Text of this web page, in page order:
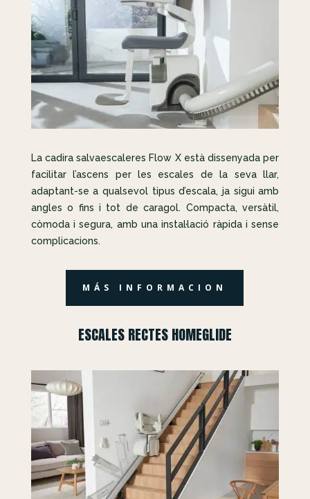
La cadira salvaescaleres Flow X està dissenyada per
facilitar l’ascens per les escales de la seva llar,
adaptant-se a qualsevol tipus d’escala, ja sigui amb
angles o fins i tot de caragol. Compacta, versàtil,
còmoda i segura, amb una instal·lació ràpida i sense
complicacions.
MÁS INFORMACION
ESCALES RECTES HOMEGLIDE